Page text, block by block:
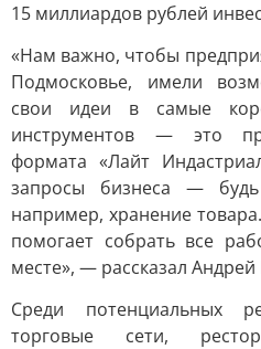
15 миллиардов рублей
«Нам важно, чтобы
Подмосковье, имели
свои идеи в самые
инструментов — это
формата «Лайт
запросы бизнеса —
например, хранение
помогает собрать все
месте», — рассказал
Среди потенциальных
торговые сети,